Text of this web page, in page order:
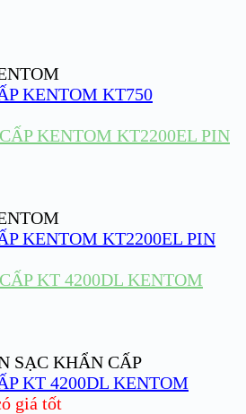
KENTOM KT750
KENTOM KT2200EL PIN
SẠC KHẨN CẤP
KT 4200DL KENTOM
giá tốt